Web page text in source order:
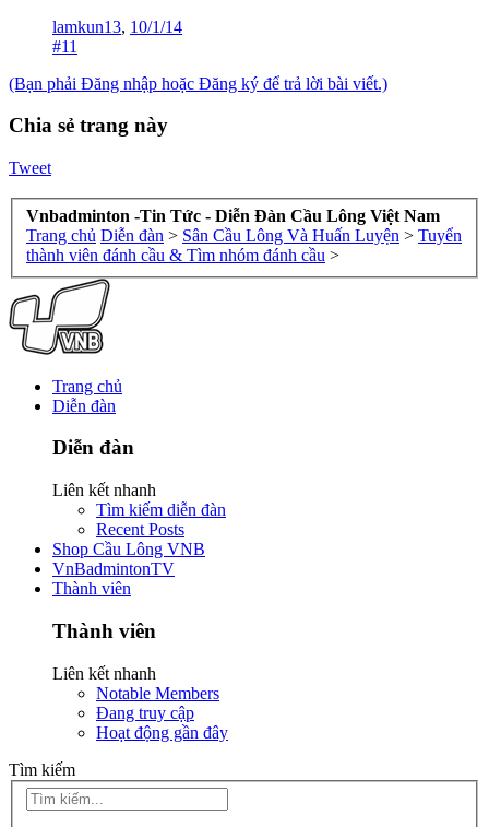
lamkun13, 10/1/14
#11
(Bạn phải Đăng nhập hoặc Đăng ký để trả lời bài viết.)
Chia sẻ trang này
Tweet
Vnbadminton -Tin Tức - Diễn Đàn Cầu Lông Việt Nam
Trang chủ Diễn đàn > Sân Cầu Lông Và Huấn Luyện > Tuyển
thành viên đánh cầu & Tìm nhóm đánh cầu >
Trang chủ
Diễn đàn
Diễn đàn
Liên kết nhanh
Tìm kiếm diễn đàn
Recent Posts
Shop Cầu Lông VNB
VnBadmintonTV
Thành viên
Thành viên
Liên kết nhanh
Notable Members
Đang truy cập
Hoạt động gần đây
Tìm kiếm